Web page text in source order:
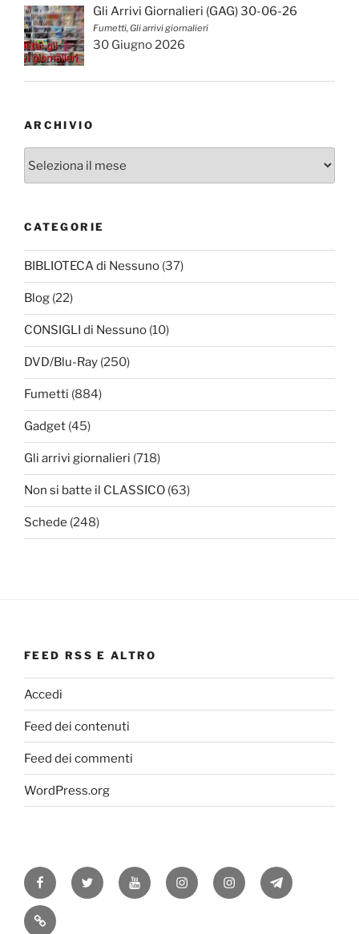
Gli Arrivi Giornalieri (GAG) 30-06-26
Fumetti, Gli arrivi giornalieri
30 Giugno 2026
ARCHIVIO
CATEGORIE
BIBLIOTECA di Nessuno (37)
Blog (22)
CONSIGLI di Nessuno (10)
DVD/Blu-Ray (250)
Fumetti (884)
Gadget (45)
Gli arrivi giornalieri (718)
Non si batte il CLASSICO (63)
Schede (248)
FEED RSS E ALTRO
Accedi
Feed dei contenuti
Feed dei commenti
WordPress.org
FacebookTwitter YoutubeInstagramInstagramTelegram
RSS